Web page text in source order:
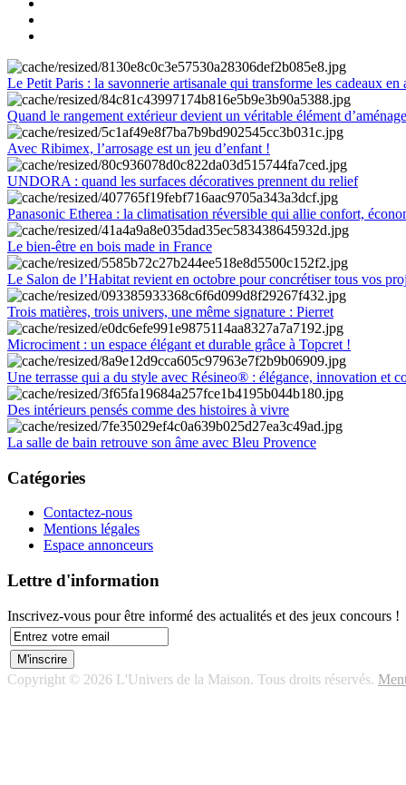
Le Petit Paris : la savonnerie artisanale qui transforme les cadeaux en
Quand le rangement extérieur devient un véritable élément
Avec Ribimex, l’arrosage est un jeu d’enfant !
UNDORA : quand les surfaces décoratives prennent du relief
Panasonic Etherea : la climatisation réversible qui allie confort,
Le bien-être en bois made in France
Le Salon de l’Habitat revient en octobre pour concrétiser tous vos
Trois matières, trois univers, une même signature : Pierret
Microciment : un espace élégant et durable grâce à Topcret !
Une terrasse qui a du style avec Résineo® : élégance, innovation et
Des intérieurs pensés comme des histoires à vivre
La salle de bain retrouve son âme avec Bleu Provence
Catégories
Contactez-nous
Mentions légales
Espace annonceurs
Lettre d'information
Inscrivez-vous pour être informé des actualités et des jeux concours !
Copyright © 2026 L'Univers de la Maison. Tous droits réservés.